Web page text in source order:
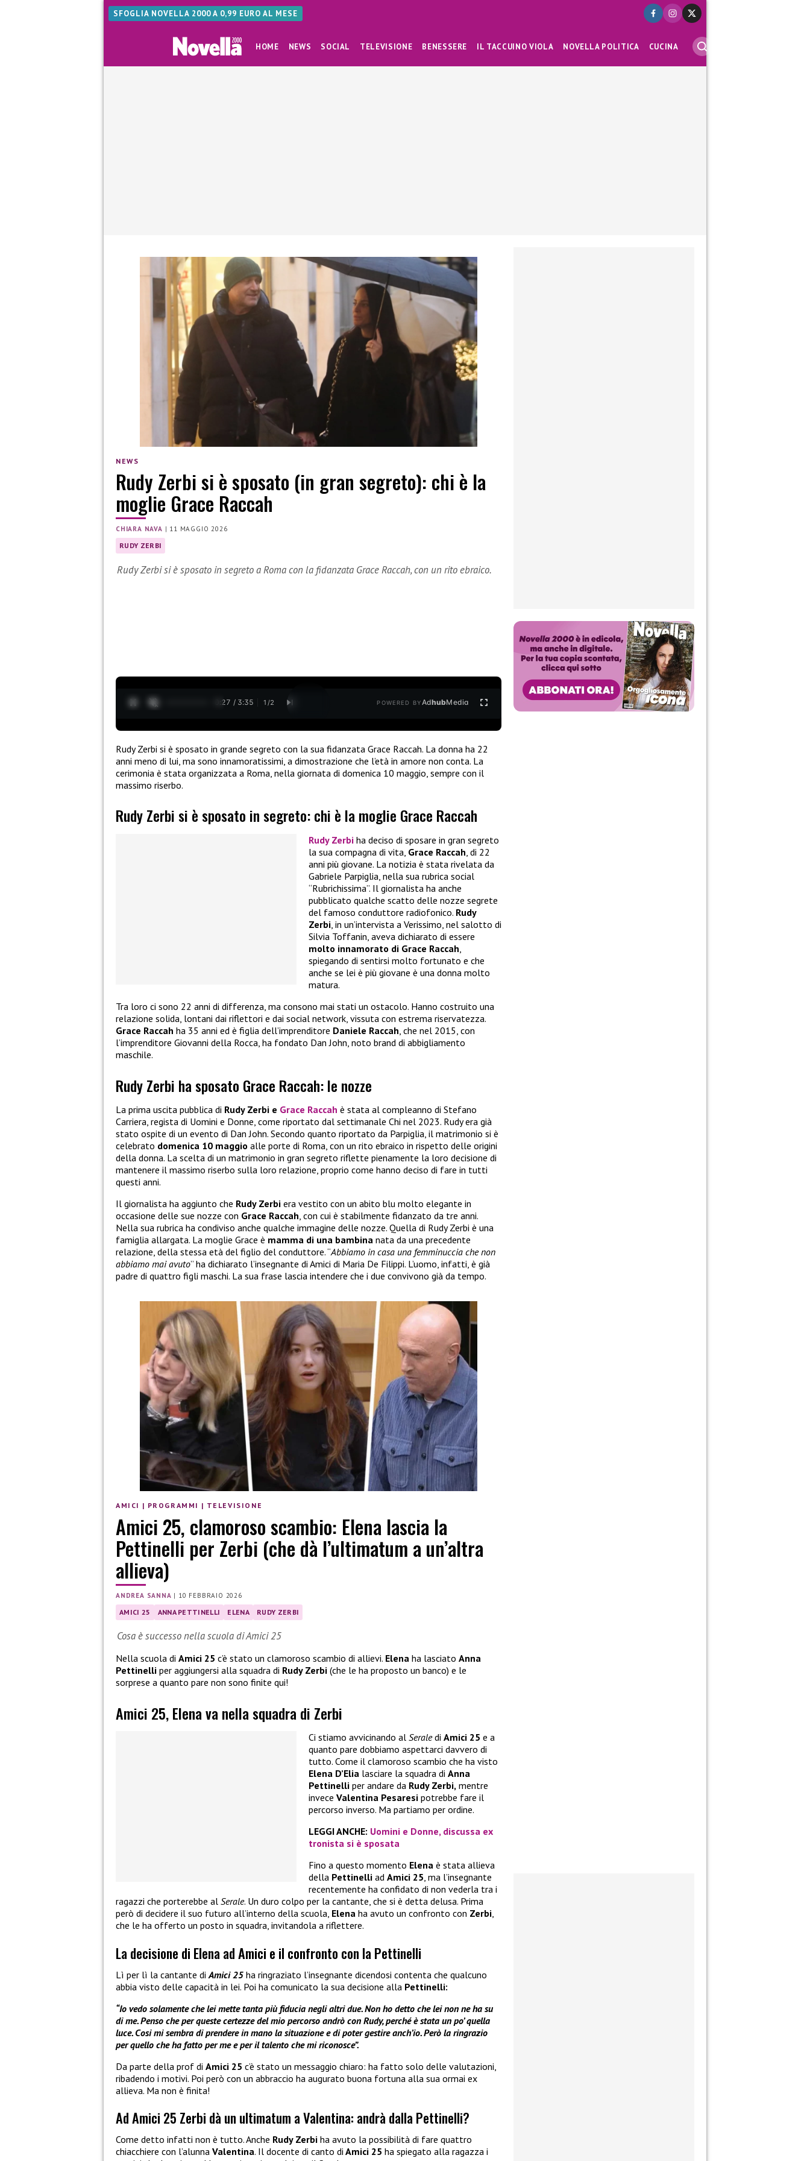
SFOGLIA NOVELLA 2000 A 0,99 EURO AL MESE
HOME NEWS SOCIAL TELEVISIONE BENESSERE IL TACCUINO VIOLA NOVELLA POLITICA CUCINA
NEWS
Rudy Zerbi si è sposato (in gran segreto): chi è la
moglie Grace Raccah
CHIARA NAVA | 11 MAGGIO 2026
RUDY ZERBI
Rudy Zerbi si è sposato in segreto a Roma con la fidanzata Grace Raccah, con un rito ebraico.
0:28 / 3:35 1 /2 POWERED BYAdhubMedia
Rudy Zerbi si è sposato in grande segreto con la sua fidanzata Grace Raccah. La donna ha 22
anni meno di lui, ma sono innamoratissimi, a dimostrazione che l’età in amore non conta. La
cerimonia è stata organizzata a Roma, nella giornata di domenica 10 maggio, sempre con il
massimo riserbo.
Rudy Zerbi si è sposato in segreto: chi è la moglie Grace Raccah
Rudy Zerbi ha deciso di sposare in gran segreto
la sua compagna di vita, Grace Raccah, di 22
anni più giovane. La notizia è stata rivelata da
Gabriele Parpiglia, nella sua rubrica social
“Rubrichissima”. Il giornalista ha anche
pubblicato qualche scatto delle nozze segrete
del famoso conduttore radiofonico. Rudy
Zerbi, in un’intervista a Verissimo, nel salotto di
Silvia Toffanin, aveva dichiarato di essere
molto innamorato di Grace Raccah,
spiegando di sentirsi molto fortunato e che
anche se lei è più giovane è una donna molto
matura.
Tra loro ci sono 22 anni di differenza, ma consono mai stati un ostacolo. Hanno costruito una
relazione solida, lontani dai riflettori e dai social network, vissuta con estrema riservatezza.
Grace Raccah ha 35 anni ed è figlia dell’imprenditore Daniele Raccah, che nel 2015, con
l’imprenditore Giovanni della Rocca, ha fondato Dan John, noto brand di abbigliamento
maschile.
Rudy Zerbi ha sposato Grace Raccah: le nozze
La prima uscita pubblica di Rudy Zerbi e Grace Raccah è stata al compleanno di Stefano
Carriera, regista di Uomini e Donne, come riportato dal settimanale Chi nel 2023. Rudy era già
stato ospite di un evento di Dan John. Secondo quanto riportato da Parpiglia, il matrimonio si è
celebrato domenica 10 maggio alle porte di Roma, con un rito ebraico in rispetto delle origini
della donna. La scelta di un matrimonio in gran segreto riflette pienamente la loro decisione di
mantenere il massimo riserbo sulla loro relazione, proprio come hanno deciso di fare in tutti
questi anni.
Il giornalista ha aggiunto che Rudy Zerbi era vestito con un abito blu molto elegante in
occasione delle sue nozze con Grace Raccah, con cui è stabilmente fidanzato da tre anni.
Nella sua rubrica ha condiviso anche qualche immagine delle nozze. Quella di Rudy Zerbi è una
famiglia allargata. La moglie Grace è mamma di una bambina nata da una precedente
relazione, della stessa età del figlio del conduttore. “Abbiamo in casa una femminuccia che non
abbiamo mai avuto” ha dichiarato l’insegnante di Amici di Maria De Filippi. L’uomo, infatti, è già
padre di quattro figli maschi. La sua frase lascia intendere che i due convivono già da tempo.
AMICI | PROGRAMMI | TELEVISIONE
Amici 25, clamoroso scambio: Elena lascia la
Pettinelli per Zerbi (che dà l’ultimatum a un’altra
allieva)
ANDREA SANNA | 10 FEBBRAIO 2026
AMICI 25 ANNA PETTINELLI ELENA RUDY ZERBI
Cosa è successo nella scuola di Amici 25
Nella scuola di Amici 25 c’è stato un clamoroso scambio di allievi. Elena ha lasciato Anna
Pettinelli per aggiungersi alla squadra di Rudy Zerbi (che le ha proposto un banco) e le
sorprese a quanto pare non sono finite qui!
Amici 25, Elena va nella squadra di Zerbi
Ci stiamo avvicinando al Seraledi Amici 25 e a
quanto pare dobbiamo aspettarci davvero di
tutto. Come il clamoroso scambio che ha visto
Elena D’Elia lasciare la squadra di Anna
Pettinelli per andare da Rudy Zerbi, mentre
invece Valentina Pesaresi potrebbe fare il
percorso inverso. Ma partiamo per ordine.
LEGGI ANCHE: Uomini e Donne, discussa ex
tronista si è sposata
Fino a questo momento Elena è stata allieva
della Pettinelli ad Amici 25, ma l’insegnante
recentemente ha confidato di non vederla tra i
ragazzi che porterebbe al Serale. Un duro colpo per la cantante, che si è detta delusa. Prima
però di decidere il suo futuro all’interno della scuola, Elena ha avuto un confronto con Zerbi,
che le ha offerto un posto in squadra, invitandola a riflettere.
La decisione di Elena ad Amici e il confronto con la Pettinelli
Lì per lì la cantante di Amici 25 ha ringraziato l’insegnante dicendosi contenta che qualcuno
abbia visto delle capacità in lei. Poi ha comunicato la sua decisione alla Pettinelli:
“Io vedo solamente che lei mette tanta più fiducia negli altri due. Non ho detto che lei non ne ha su
di me. Penso che per queste certezze del mio percorso andrò con Rudy, perché è stata un po’ quella
luce. Cosi mi sembra di prendere in mano la situazione e di poter gestire anch’io. Però la ringrazio
per quello che ha fatto per me e per il talento che mi riconosce”.
Da parte della prof di Amici 25 c’è stato un messaggio chiaro: ha fatto solo delle valutazioni,
ribadendo i motivi. Poi però con un abbraccio ha augurato buona fortuna alla sua ormai ex
allieva. Ma non è finita!
Ad Amici 25 Zerbi dà un ultimatum a Valentina: andrà dalla Pettinelli?
Come detto infatti non è tutto. Anche Rudy Zerbi ha avuto la possibilità di fare quattro
chiacchiere con l’alunna Valentina. Il docente di canto di Amici 25 ha spiegato alla ragazza i